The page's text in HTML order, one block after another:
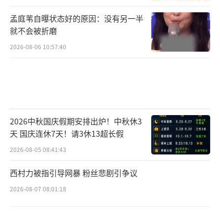
孟庭苇自曝状态好的原因：没有另一半
就不会被折磨
2026-08-06 10:57:40
2026中秋国庆假期安排出炉！中秋休3
天 国庆连休7天！请3休13超长假
2026-08-05 08:41:43
西村力被指引导网暴 粉丝悲剧引争议
2026-08-07 08:01:18